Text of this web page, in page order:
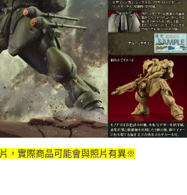
，實際商品可能會與照片有異※